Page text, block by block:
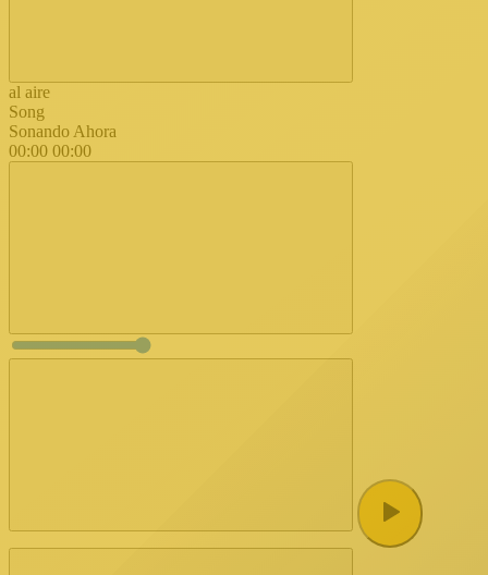
al aire
Song
Sonando Ahora
00:00 00:00